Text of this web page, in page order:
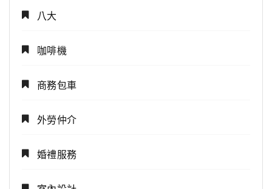
八大
咖啡機
商務包車
外勞仲介
婚禮服務